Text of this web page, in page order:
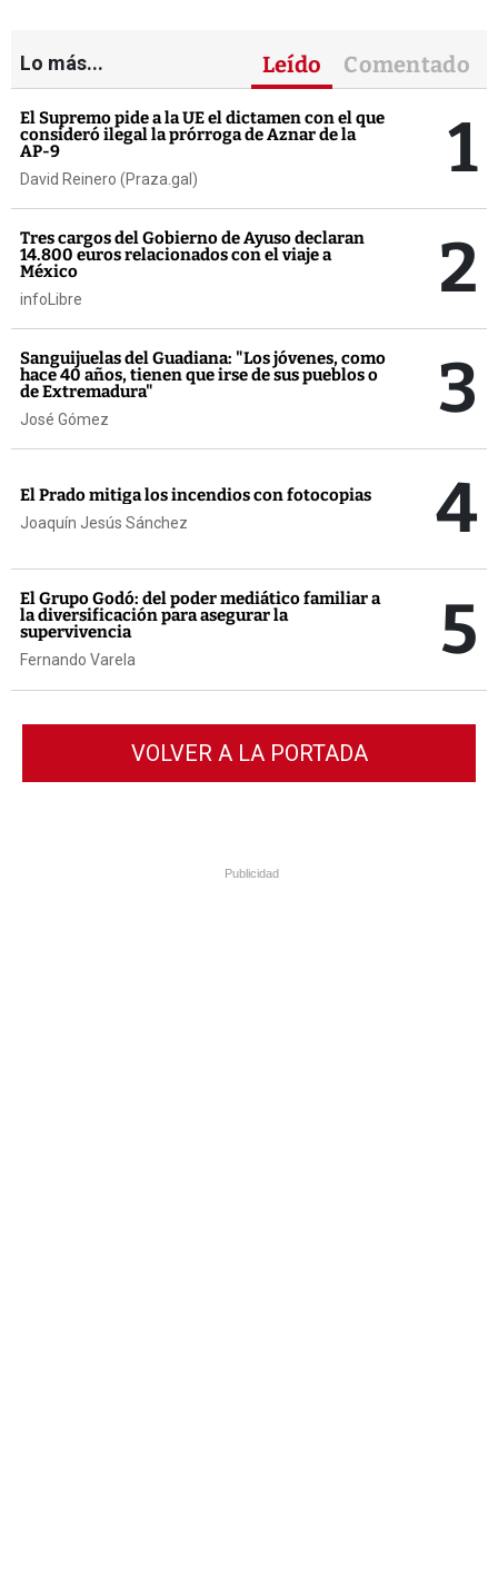
Lo más... Leído Comentado
El Supremo pide a la UE el dictamen con el que
consideró ilegal la prórroga de Aznar de la
AP-9
David Reinero (Praza.gal) 1
Tres cargos del Gobierno de Ayuso declaran
14.800 euros relacionados con el viaje a
México
infoLibre 2
Sanguijuelas del Guadiana: "Los jóvenes, como
hace 40 años, tienen que irse de sus pueblos o
de Extremadura"
José Gómez 3
El Prado mitiga los incendios con fotocopias
Joaquín Jesús Sánchez 4
El Grupo Godó: del poder mediático familiar a
la diversificación para asegurar la
supervivencia
Fernando Varela 5
VOLVER A LA PORTADA
Publicidad